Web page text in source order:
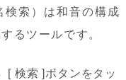
検索）は和音の構成
るツールです。
[ 検索 ]ボタンをタッ